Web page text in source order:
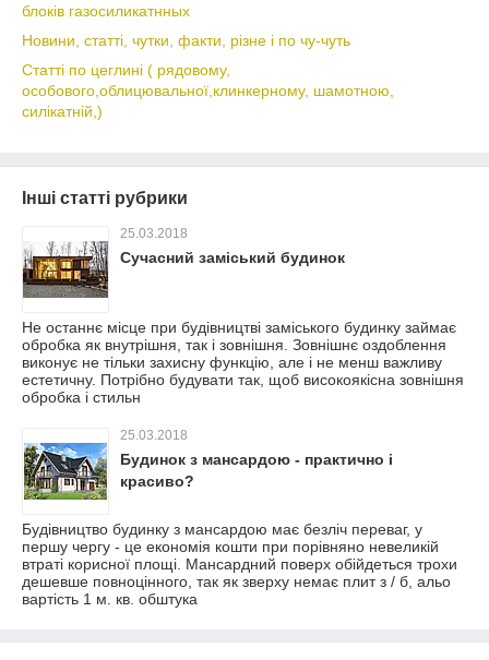
блоків газосиликатнных
Новини, статті, чутки, факти, різне і по чу-чуть
Статті по цеглині ( рядовому,
особового,облицювальної,клинкерному, шамотною,
силікатній,)
Інші статті рубрики
25.03.2018
Сучасний заміський будинок
Не останнє місце при будівництві заміського будинку займає
обробка як внутрішня, так і зовнішня. Зовнішнє оздоблення
виконує не тільки захисну функцію, але і не менш важливу
естетичну. Потрібно будувати так, щоб високоякісна зовнішня
обробка і стильн
25.03.2018
Будинок з мансардою - практично і
красиво?
Будівництво будинку з мансардою має безліч переваг, у
першу чергу - це економія кошти при порівняно невеликій
втраті корисної площі. Мансардний поверх обійдеться трохи
дешевше повноцінного, так як зверху немає плит з / б, альо
вартість 1 м. кв. обштука